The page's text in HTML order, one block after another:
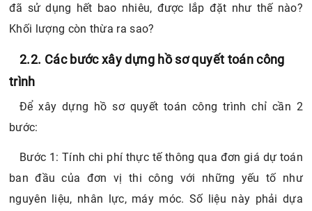
đã sử dụng hết bao nhiêu, được lắp đặt như thế nào?
Khối lượng còn thừa ra sao?
2.2. Các bước xây dựng hồ sơ quyết toán công
trình
Để xây dựng hồ sơ quyết toán công trình chỉ cần 2
bước:
Bước 1: Tính chi phí thực tế thông qua đơn giá dự toán
ban đầu của đơn vị thi công với những yếu tố như
nguyên liệu, nhân lực, máy móc. Số liệu này phải dựa